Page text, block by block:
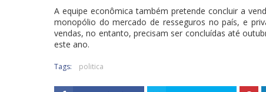
A equipe econômica também pretende concluir a
monopólio do mercado de resseguros no país, e
vendas, no entanto, precisam ser concluídas até
este ano.
Tags: politica